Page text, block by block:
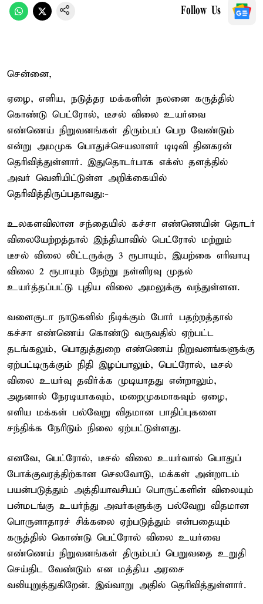
Follow Us
சென்னை,
ஏழை, எளிய, நடுத்தர மக்களின் நலனை கருத்தில்
கொண்டு பெட்ரோல், டீசல் விலை உயர்வை
எண்ணெய் நிறுவனங்கள் திரும்பப் பெற வேண்டும்
என்று அமமுக பொதுச்செயலாளர் டிடிவி தினகரன்
தெரிவித்துள்ளார். இதுதொடர்பாக எக்ஸ் தளத்தில்
அவர் வெளியிட்டுள்ள அறிக்கையில்
தெரிவித்திருப்பதாவது:-
உலகளவிலான சந்தையில் கச்சா எண்ணெயின் தொடர்
விலையேற்றத்தால் இந்தியாவில் பெட்ரோல் மற்றும்
டீசல் விலை லிட்டருக்கு 3 ரூபாயும், இயற்கை எரிவாயு
விலை 2 ரூபாயும் நேற்று நள்ளிரவு முதல்
உயர்த்தப்பட்டு புதிய விலை அமலுக்கு வந்துள்ளன.
வளைகுடா நாடுகளில் நீடிக்கும் போர் பதற்றத்தால்
கச்சா எண்ணெய் கொண்டு வருவதில் ஏற்பட்ட
தடங்கலும், பொதுத்துறை எண்ணெய் நிறுவனங்களுக்கு
ஏற்பட்டிருக்கும் நிதி இழப்பாலும், பெட்ரோல், டீசல்
விலை உயர்வு தவிர்க்க முடியாதது என்றாலும்,
அதனால் நேரடியாகவும், மறைமுகமாகவும் ஏழை,
எளிய மக்கள் பல்வேறு விதமான பாதிப்புகளை
சந்திக்க நேரிடும் நிலை ஏற்பட்டுள்ளது.
எனவே, பெட்ரோல், டீசல் விலை உயர்வால் பொதுப்
போக்குவரத்திற்கான செலவோடு, மக்கள் அன்றாடம்
பயன்படுத்தும் அத்தியாவசியப் பொருட்களின் விலையும்
பன்மடங்கு உயர்ந்து அவர்களுக்கு பல்வேறு விதமான
பொருளாதாரச் சிக்கலை ஏற்படுத்தும் என்பதையும்
கருத்தில் கொண்டு பெட்ரோல் விலை உயர்வை
எண்ணெய் நிறுவனங்கள் திரும்பப் பெறுவதை உறுதி
செய்திட வேண்டும் என மத்திய அரசை
வலியுறுத்துகிறேன். இவ்வாறு அதில் தெரிவித்துள்ளார்.